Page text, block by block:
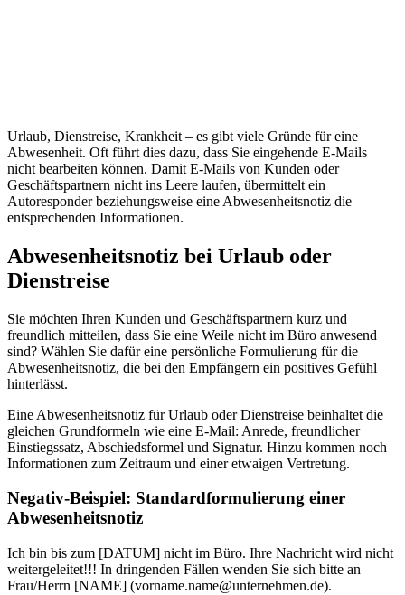
Urlaub, Dienstreise, Krankheit – es gibt viele Gründe für eine
Abwesenheit. Oft führt dies dazu, dass Sie eingehende E-Mails
nicht bearbeiten können. Damit E-Mails von Kunden oder
Geschäftspartnern nicht ins Leere laufen, übermittelt ein
Autoresponder beziehungsweise eine Abwesenheitsnotiz die
entsprechenden Informationen.
Abwesenheitsnotiz bei Urlaub oder
Dienstreise
Sie möchten Ihren Kunden und Geschäftspartnern kurz und
freundlich mitteilen, dass Sie eine Weile nicht im Büro anwesend
sind? Wählen Sie dafür eine persönliche Formulierung für die
Abwesenheitsnotiz, die bei den Empfängern ein positives Gefühl
hinterlässt.
Eine Abwesenheitsnotiz für Urlaub oder Dienstreise beinhaltet die
gleichen Grundformeln wie eine E-Mail: Anrede, freundlicher
Einstiegssatz, Abschiedsformel und Signatur. Hinzu kommen noch
Informationen zum Zeitraum und einer etwaigen Vertretung.
Negativ-Beispiel: Standardformulierung einer
Abwesenheitsnotiz
Ich bin bis zum [DATUM] nicht im Büro. Ihre Nachricht wird nicht
weitergeleitet!!! In dringenden Fällen wenden Sie sich bitte an
Frau/Herrn [NAME] (vorname.name@unternehmen.de).